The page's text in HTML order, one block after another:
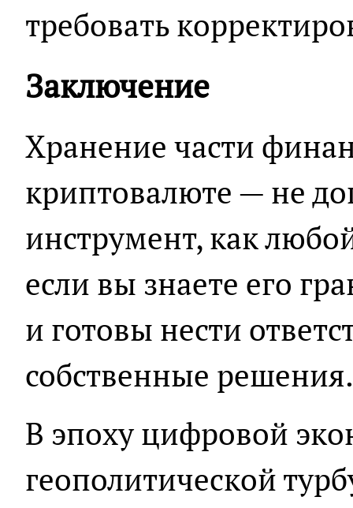
требовать
Заключение
Хранение части
криптовалюте — не
инструмент, как
если вы знаете его
и готовы нести
собственные решения.
В эпоху цифровой
геополитической